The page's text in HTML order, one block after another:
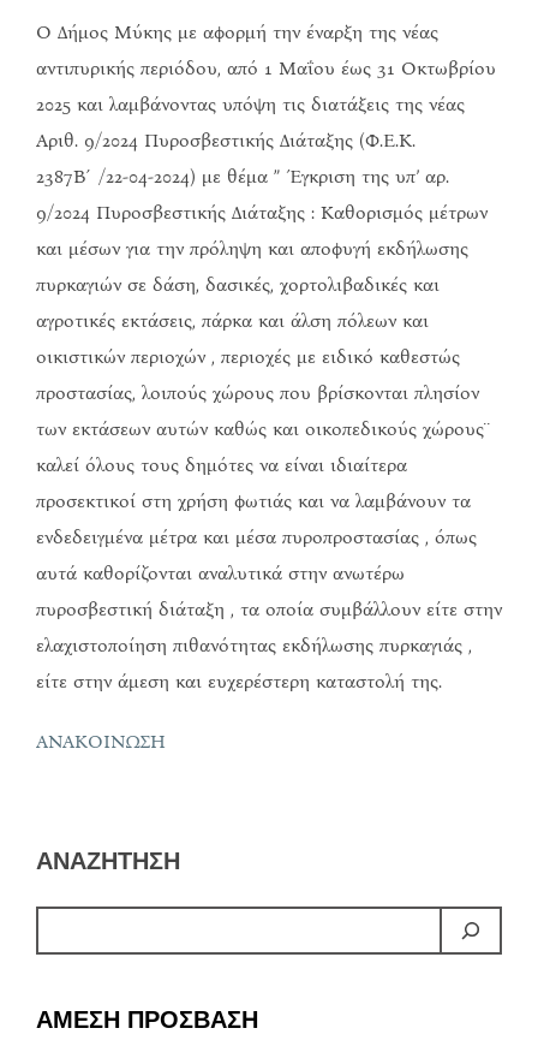
Ο Δήμος Μύκης με αφορμή την έναρξη της νέας
αντιπυρικής περιόδου, από 1 Μαΐου έως 31 Οκτωβρίου
2025 και λαμβάνοντας υπόψη τις διατάξεις της νέας
Αριθ. 9/2024 Πυροσβεστικής Διάταξης (Φ.Ε.Κ.
2387Β΄/22-04-2024) με θέμα ” Έγκριση της υπ’ αρ.
9/2024 Πυροσβεστικής Διάταξης : Καθορισμός μέτρων
και μέσων για την πρόληψη και αποφυγή εκδήλωσης
πυρκαγιών σε δάση, δασικές, χορτολιβαδικές και
αγροτικές εκτάσεις, πάρκα και άλση πόλεων και
οικιστικών περιοχών , περιοχές με ειδικό καθεστώς
προστασίας, λοιπούς χώρους που βρίσκονται πλησίον
των εκτάσεων αυτών καθώς και οικοπεδικούς χώρους¨
καλεί όλους τους δημότες να είναι ιδιαίτερα
προσεκτικοί στη χρήση φωτιάς και να λαμβάνουν τα
ενδεδειγμένα μέτρα και μέσα πυροπροστασίας , όπως
αυτά καθορίζονται αναλυτικά στην ανωτέρω
πυροσβεστική διάταξη , τα οποία συμβάλλουν είτε στην
ελαχιστοποίηση πιθανότητας εκδήλωσης πυρκαγιάς ,
είτε στην άμεση και ευχερέστερη καταστολή της.
ΑΝΑΚΟΙΝΩΣΗ
ΑΝΑΖΗΤΗΣΗ
ΑΜΕΣΗ ΠΡΟΣΒΑΣΗ